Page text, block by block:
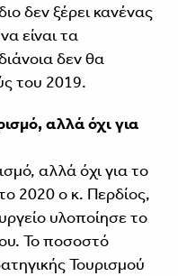
δεν ξέρει κανένας
είναι τα
δεν θα
του 2019.
αλλά όχι για
αλλά όχι για το
2020 ο κ. Περδίος,
υλοποίησε το
To ποσοστό
Τουρισμού